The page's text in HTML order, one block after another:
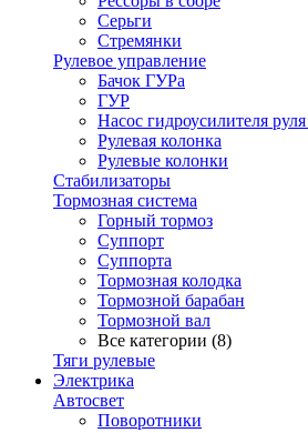
Серьги
Стремянки
Рулевое управление
Бачок ГУРа
ГУР
Насос гидроусилителя
Рулевая колонка
Рулевые колонки
Стабилизаторы
Тормозная система
Горный тормоз
Суппорт
Суппорта
Тормозная колодка
Тормозной барабан
Тормозной вал
Все категории (8)
Тяги рулевые
Электрика
Автосвет
Поворотники